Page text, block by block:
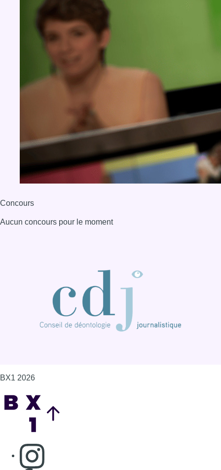
Concours
Aucun concours pour le moment
BX1 2026
Consulter page Instagram